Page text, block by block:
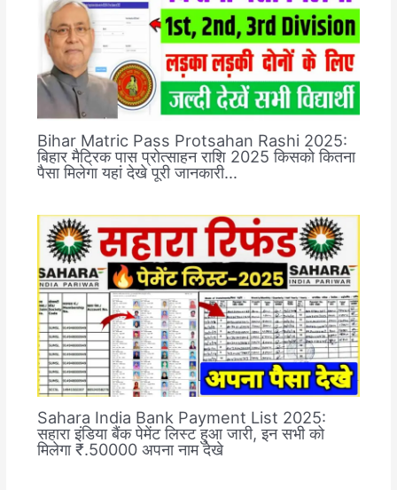
Bihar Matric Pass Protsahan Rashi 2025:
बिहार मैट्रिक पास प्रोत्साहन राशि 2025 किसको कितना
पैसा मिलेगा यहां देखे पूरी जानकारी…
Sahara India Bank Payment List 2025:
सहारा इंडिया बैंक पेमेंट लिस्ट हुआ जारी, इन सभी को
मिलेगा ₹.50000 अपना नाम देखे